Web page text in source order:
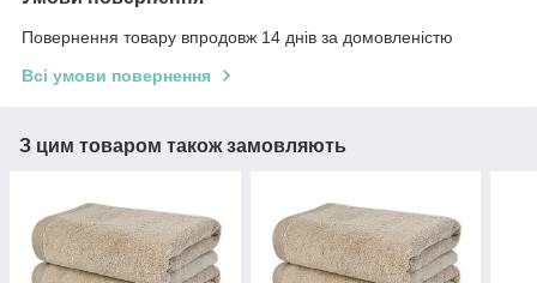
Повернення товару впродовж 14 днів за домовленістю
Всі умови повернення
З цим товаром також замовляють